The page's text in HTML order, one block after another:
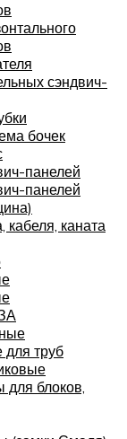
сэндвич-
бочек
панелей
панелей
кабеля, каната
труб
блоков,